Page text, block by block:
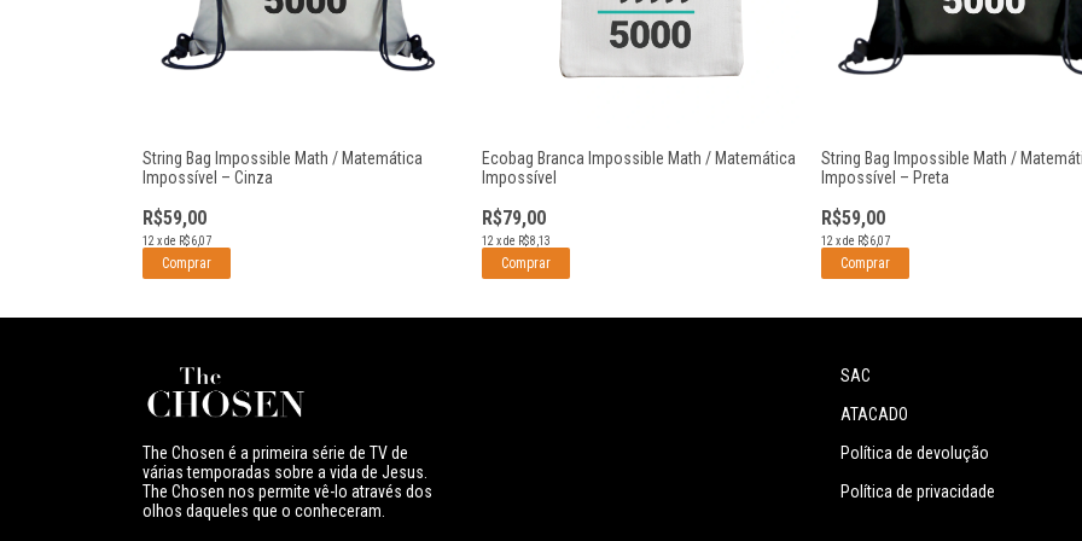
String Bag Impossible Math / Matemática
Impossível – Cinza
R$59,00
12 xde R$6,07
Ecobag Branca Impossible Math / Matemática
Impossível
R$79,00
12 xde R$8,13
String Bag Impossible Math /
Impossível – Preta
R$59,00
12 xde R$6,07
The Chosen é a primeira série de TV de
várias temporadas sobre a vida de Jesus.
The Chosen nos permite vê-lo através dos
olhos daqueles que o conheceram.
SAC
ATACADO
Política de devolução
Política de privacidade